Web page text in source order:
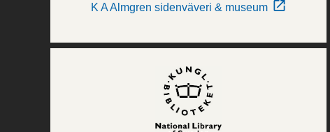
K A Almgren sidenväveri & museum